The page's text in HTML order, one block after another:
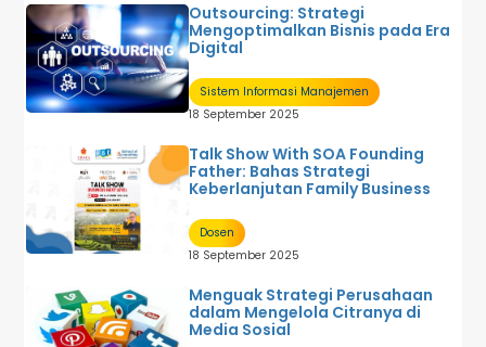
Outsourcing: Strategi
Mengoptimalkan Bisnis pada Era
Digital
Sistem Informasi Manajemen
18 September 2025
Talk Show With SOA Founding
Father: Bahas Strategi
Keberlanjutan Family Business
Dosen
18 September 2025
Menguak Strategi Perusahaan
dalam Mengelola Citranya di
Media Sosial